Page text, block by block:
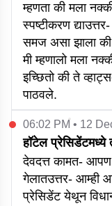
म्हणता की मला
स्पष्टीकरण
समज असा झाला की
मी म्हणालो मला
इच्छितो की ते
पाठवले.
06:02 PM • 12
हॉटेल प्रेसिडेंटमध्ये
देवदत्त कामत- आपण
गेलातउत्तर- आम्ही
प्रेसिडेंट येथून